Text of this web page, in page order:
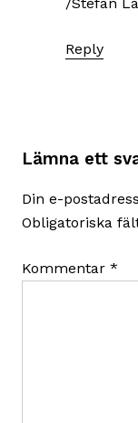
Reply
Lämna ett
Din e-
Obligatoriska
Kommentar *